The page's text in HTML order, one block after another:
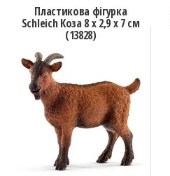
Пластикова фігурка
Schleich Коза 8 х 2,9 х 7 см
(13828)